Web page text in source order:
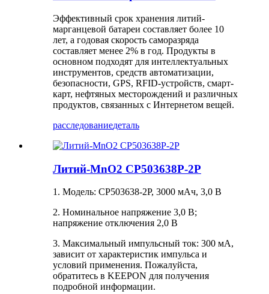
Эффективный срок хранения литий-
марганцевой батареи составляет более 10
лет, а годовая скорость саморазряда
составляет менее 2% в год. Продукты в
основном подходят для интеллектуальных
инструментов, средств автоматизации,
безопасности, GPS, RFID-устройств, смарт-
карт, нефтяных месторождений и различных
продуктов, связанных с Интернетом вещей.
расследованиедеталь
Литий-MnO2 CP503638P-2P
1. Модель: CP503638-2P, 3000 мАч, 3,0 В
2. Номинальное напряжение 3,0 В;
напряжение отключения 2,0 В
3. Максимальный импульсный ток: 300 мА,
зависит от характеристик импульса и
условий применения. Пожалуйста,
обратитесь в KEEPON ​​для получения
подробной информации.